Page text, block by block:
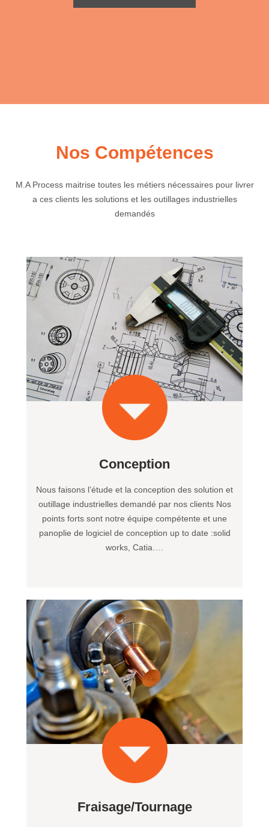
Nos Compétences
M.A Process maitrise toutes les métiers nécessaires pour livrer
a ces clients les solutions et les outillages industrielles
demandés
Conception
Nous faisons l’étude et la conception des solution et
outillage industrielles demandé par nos clients Nos
points forts sont notre équipe compétente et une
panoplie de logiciel de conception up to date :solid
works, Catia….
Fraisage/Tournage